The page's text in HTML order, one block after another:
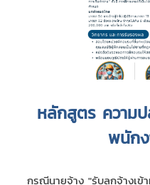
หลักสูตร ความ
พนัก
กรณีนายจ้าง "รับลูกจ้างเข้